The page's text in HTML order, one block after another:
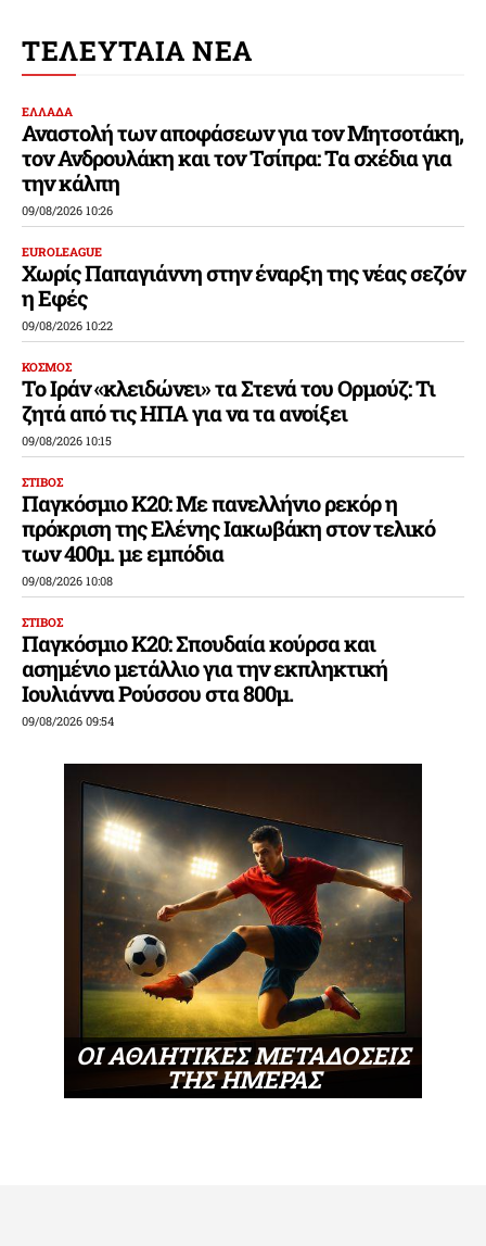
ΤΕΛΕΥΤΑΙΑ ΝΕΑ
ΕΛΛΑΔΑ
Αναστολή των αποφάσεων για τον Μητσοτάκη,
τον Ανδρουλάκη και τον Τσίπρα: Τα σχέδια για
την κάλπη
09/08/2026 10:26
EUROLEAGUE
Χωρίς Παπαγιάννη στην έναρξη της νέας σεζόν
η Εφές
09/08/2026 10:22
ΚΟΣΜΟΣ
Το Ιράν «κλειδώνει» τα Στενά του Ορμούζ: Τι
ζητά από τις ΗΠΑ για να τα ανοίξει
09/08/2026 10:15
ΣΤΙΒΟΣ
Παγκόσμιο Κ20: Με πανελλήνιο ρεκόρ η
πρόκριση της Ελένης Ιακωβάκη στον τελικό
των 400μ. με εμπόδια
09/08/2026 10:08
ΣΤΙΒΟΣ
Παγκόσμιο Κ20: Σπουδαία κούρσα και
ασημένιο μετάλλιο για την εκπληκτική
Ιουλιάννα Ρούσσου στα 800μ.
09/08/2026 09:54
ΟΙ ΑΘΛΗΤΙΚΕΣ ΜΕΤΑΔΟΣΕΙΣ
ΤΗΣ ΗΜΕΡΑΣ